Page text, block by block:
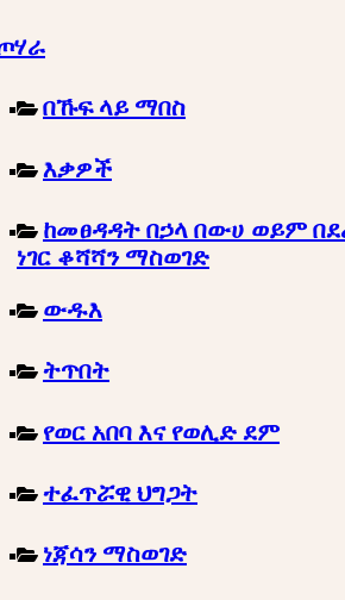
በኹፍ ላይ ማበስ
እቃዎች
ከመፀዳዳት በኃላ በውሀ ወይም
ነገር ቆሻሻን ማስወገድ
ውዱእ
ትጥበት
የወር አበባ እና የወሊድ ደም
ተፈጥሯዊ ህግጋት
ነጃሳን ማስወገድ